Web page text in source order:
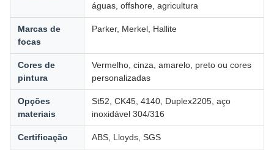
águas, offshore, agricultura
Marcas de
focas
Parker, Merkel, Hallite
Cores de
pintura
Vermelho, cinza, amarelo, preto ou cores
personalizadas
Opções
materiais
St52, CK45, 4140, Duplex2205, aço
inoxidável 304/316
Certificação ABS, Lloyds, SGS